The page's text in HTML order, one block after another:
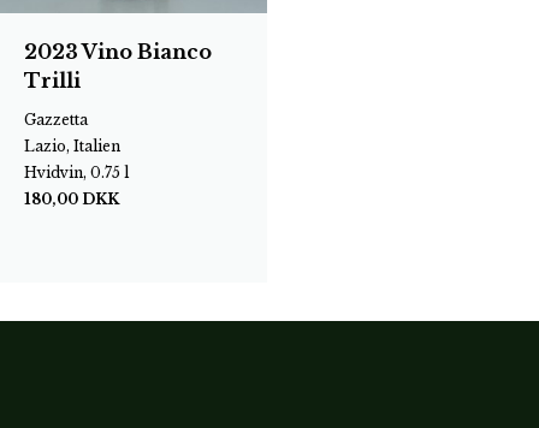
2023 Vino Bianco
Trilli
Gazzetta
Lazio, Italien
Hvidvin, 0.75 l
180,00 DKK